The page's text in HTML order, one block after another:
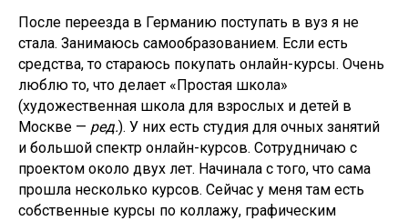
После переезда в Германию поступать в вуз я не
стала. Занимаюсь самообразованием. Если есть
средства, то стараюсь покупать онлайн-курсы. Очень
люблю то, что делает «Простая школа»
(художественная школа для взрослых и детей в
Москве — ред.). У них есть студия для очных занятий
и большой спектр онлайн-курсов. Сотрудничаю с
проектом около двух лет. Начинала с того, что сама
прошла несколько курсов. Сейчас у меня там есть
собственные курсы по коллажу, графическим